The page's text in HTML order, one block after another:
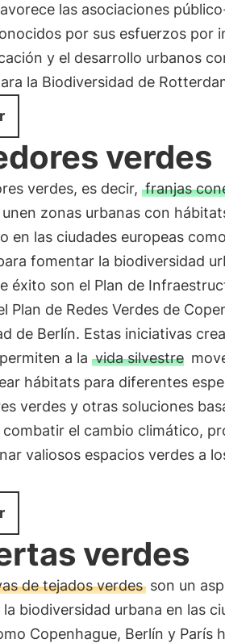
las asociaciones
por sus esfuerzos por
y el desarrollo urbanos
la Biodiversidad de
verdes
verdes, es decir, franjas
zonas urbanas con
en las ciudades europeas
fomentar la biodiversidad
éxito son el Plan de
Plan de Redes Verdes de
de Berlín. Estas iniciativas
a la vida silvestre
hábitats para diferentes
verdes y otras soluciones
combatir el cambio climático,
valiosos espacios verdes a
verdes
de tejados verdesson un
biodiversidad urbana en las
Copenhague, Berlín y París